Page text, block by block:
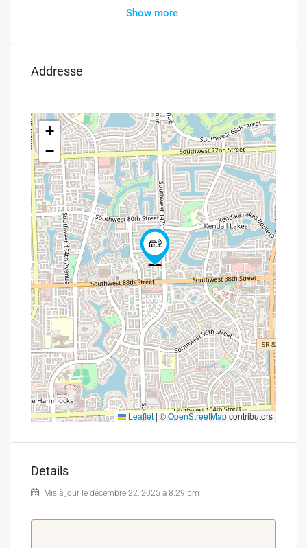
Fonds de Commerce Spa & Institut Haut de Gamme
Un espace de bien-être haut de gamme , situé sur l’un
des boulevards les plus fréquentés d’Agadir.
rentabilité, élégance et notoriété.
Caractéristiques principales :
Surface totale : 158 m² (79 m² rez-de-chaussée 79 m²
étage – bureaux)
Année de création : 2013
Capital investi : 1 200 000 DH
Clientèle : exclusivement masculine
Prix de vente : 7 500 000 DH
Chiffre d’affaires mensuel : de 100 000 DH
Valeur du m² dans le secteur : 30 000 DH/m²
Prestations proposées :
Hammam & sauna modernes
Soins du visage et du corps
Massages professionnels relaxants
Manucure & pédicure de luxe
Show more
Addresse
+
−
Leaflet | ©OpenStreetMapcontributors
Details
Mis à jour le décembre 22, 2025 à 8:29 pm